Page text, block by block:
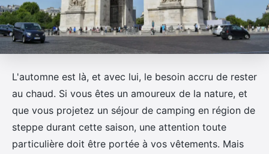
L'automne est là, et avec lui, le besoin accru de rester
au chaud. Si vous êtes un amoureux de la nature, et
que vous projetez un séjour de camping en région de
steppe durant cette saison, une attention toute
particulière doit être portée à vos vêtements. Mais